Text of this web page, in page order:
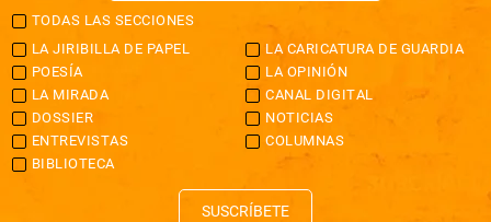
TODAS LAS SECCIONES
LA JIRIBILLA DE PAPEL
LA CARICATURA DE GUARDIA
POESÍA
LA OPINIÓN
LA MIRADA
CANAL DIGITAL
DOSSIER
NOTICIAS
ENTREVISTAS
COLUMNAS
BIBLIOTECA
SUSCRÍBETE